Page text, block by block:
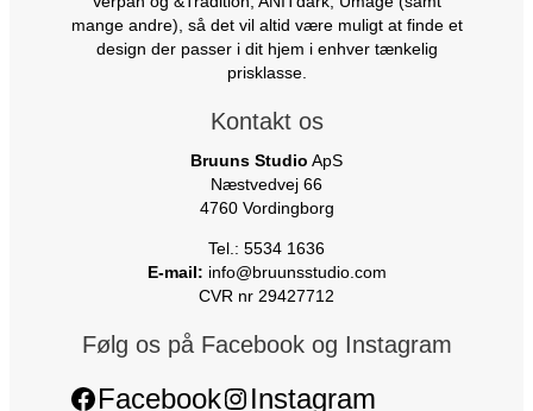
mange andre), så det vil altid være muligt at finde et
design der passer i dit hjem i enhver tænkelig
prisklasse.
Kontakt os
Bruuns Studio ApS
Næstvedvej 66
4760 Vordingborg
Tel.: 5534 1636
E-mail: info@bruunsstudio.com
CVR nr 29427712
Følg os på Facebook og Instagram
Facebook Instagram